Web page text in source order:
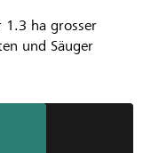
1.3 ha grosser
und Säuger